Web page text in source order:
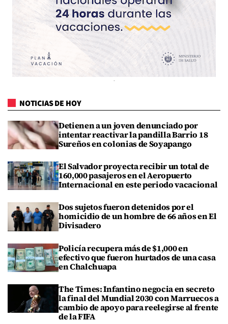
NOTICIAS DE HOY
Detienen a un joven denunciado por
intentar reactivar la pandilla Barrio 18
Sureños en colonias de Soyapango
El Salvador proyecta recibir un total de
160,000 pasajeros en el Aeropuerto
Internacional en este periodo vacacional
Dos sujetos fueron detenidos por el
homicidio de un hombre de 66 años en El
Divisadero
Policía recupera más de $1,000 en
efectivo que fueron hurtados de una casa
en Chalchuapa
The Times: Infantino negocia en secreto
la final del Mundial 2030 con Marruecos a
cambio de apoyo para reelegirse al frente
de la FIFA